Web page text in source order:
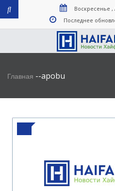
Воскресенье ,
Последнее
Главная --apobu